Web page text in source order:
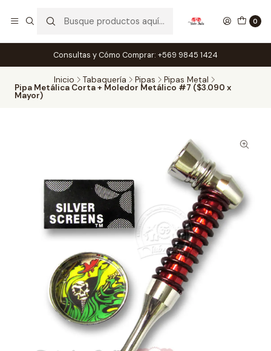
0
Consultas y Cómo Comprar: +569 9845 1424
Inicio Tabaquería Pipas Pipas Metal
Pipa Metálica Corta + Moledor Metálico #7 ($3.090 x
Mayor)